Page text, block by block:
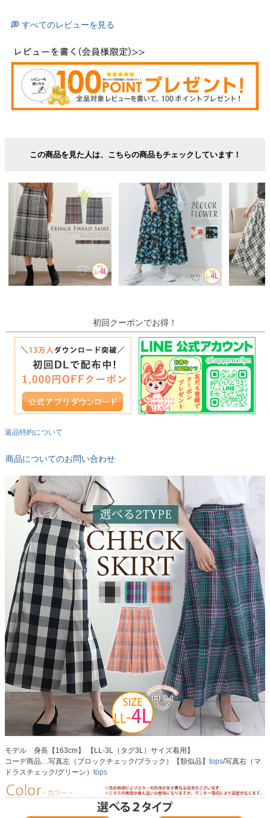
すべてのレビューを見る
この商品を見た人は、こちらの商品もチェックしています！
初回クーポンでお得！
返品特約について
商品についてのお問い合わせ
モデル 身長【163cm】 【LL-3L（タグ3L）サイズ着用】
コーデ商品…写真左（ブロックチェック/ブラック）【類似品】 tops/写真右（マ
ドラスチェック/グリーン） tops